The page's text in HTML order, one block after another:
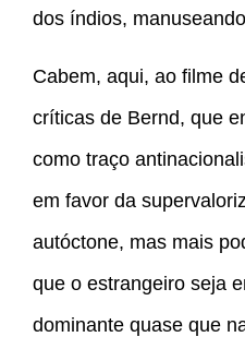
dos índios,
Cabem, aqui, ao filme
críticas de Bernd, que
como traço
em favor da
autóctone, mas mais
que o estrangeiro seja
dominante quase que